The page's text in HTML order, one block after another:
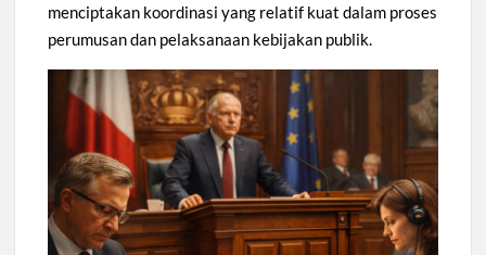
menciptakan koordinasi yang relatif kuat dalam proses
perumusan dan pelaksanaan kebijakan publik.